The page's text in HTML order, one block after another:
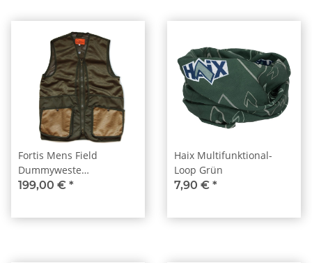
Fortis Mens Field
Dummyweste
Olive/Coyote
199,00 € *
Haix Multifunktional-
Loop Grün
7,90 € *